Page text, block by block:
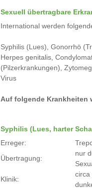
Sexuell übertragbare
International werden
Syphilis (Lues), Gonorrhö
Herpes genitalis,
(Pilzerkrankungen),
Virus
Auf folgende Krankheiten
Syphilis (Lues, harter
Erreger:
Übertragung:
nur
Klinik:
circa